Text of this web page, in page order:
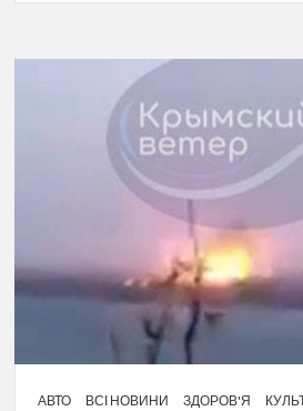
АВТО ВСІ НОВИНИ ЗДОРОВ'Я